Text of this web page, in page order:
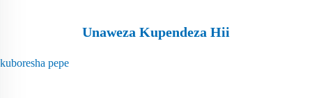
Unaweza Kupendeza Hii
kuboresha pepe